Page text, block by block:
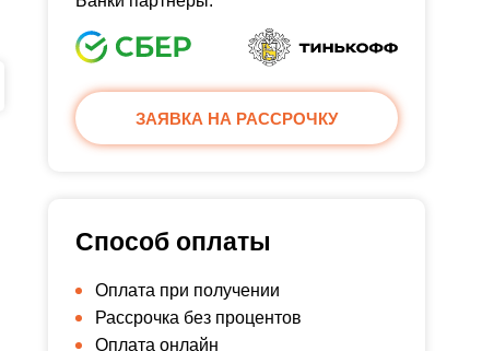
ЗАЯВКА НА РАССРОЧКУ
Способ оплаты
Оплата при получении
Рассрочка без процентов
Оплата онлайн